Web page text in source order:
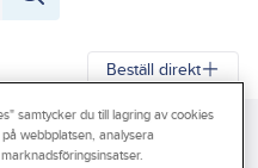
Beställ direkt
Flaggstänger & flaggor
samtycker du till lagring av cookies
webbplatsen, analysera